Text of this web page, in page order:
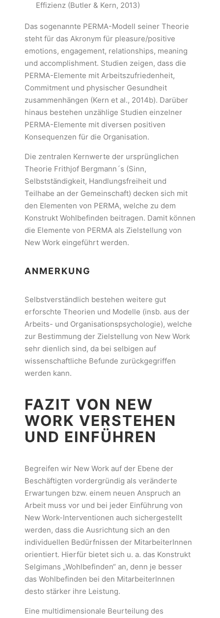
Effizienz (Butler & Kern, 2013)
Das sogenannte PERMA-Modell seiner Theorie
steht für das Akronym für pleasure/positive
emotions, engagement, relationships, meaning
und accomplishment. Studien zeigen, dass die
PERMA-Elemente mit Arbeitszufriedenheit,
Commitment und physischer Gesundheit
zusammenhängen (Kern et al., 2014b). Darüber
hinaus bestehen unzählige Studien einzelner
PERMA-Elemente mit diversen positiven
Konsequenzen für die Organisation.
Die zentralen Kernwerte der ursprünglichen
Theorie Frithjof Bergmann´s (Sinn,
Selbstständigkeit, Handlungsfreiheit und
Teilhabe an der Gemeinschaft) decken sich mit
den Elementen von PERMA, welche zu dem
Konstrukt Wohlbefinden beitragen. Damit können
die Elemente von PERMA als Zielstellung von
New Work eingeführt werden.
ANMERKUNG
Selbstverständlich bestehen weitere gut
erforschte Theorien und Modelle (insb. aus der
Arbeits- und Organisationspsychologie), welche
zur Bestimmung der Zielstellung von New Work
sehr dienlich sind, da bei selbigen auf
wissenschaftliche Befunde zurückgegriffen
werden kann.
FAZIT VON NEW
WORK VERSTEHEN
UND EINFÜHREN
Begreifen wir New Work auf der Ebene der
Beschäftigten vordergründig als veränderte
Erwartungen bzw. einem neuen Anspruch an
Arbeit muss vor und bei jeder Einführung von
New Work-Interventionen auch sichergestellt
werden, dass die Ausrichtung sich an den
individuellen Bedürfnissen der MitarbeiterInnen
orientiert. Hierfür bietet sich u. a. das Konstrukt
Selgimans „Wohlbefinden“ an, denn je besser
das Wohlbefinden bei den MitarbeiterInnen
desto stärker ihre Leistung.
Eine multidimensionale Beurteilung des